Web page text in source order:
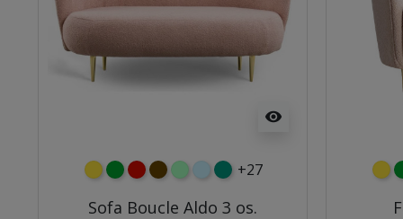
visibility
żółtyzielonyczerwony
czekoladowy
miętowybłękitny
turkusowy
+27
Sofa Boucle Aldo 3 os.
żółty